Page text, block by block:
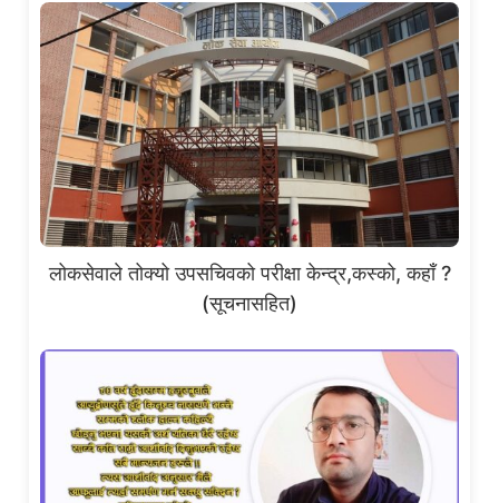
लोकसेवाले तोक्यो उपसचिवको परीक्षा केन्द्र,कस्को, कहाँ ?
(सूचनासहित)